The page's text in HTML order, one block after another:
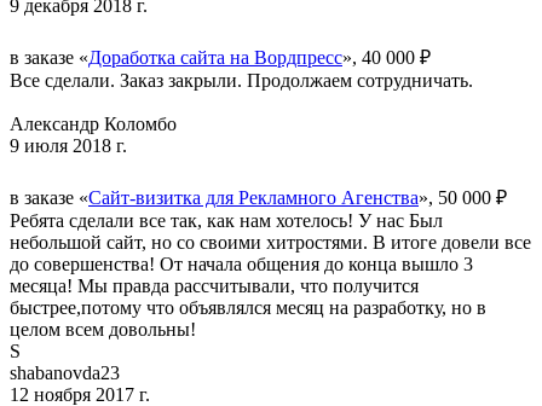
9 декабря 2018 г.
в заказе «Доработка сайта на Вордпресс», 40 000 ₽
Все сделали. Заказ закрыли. Продолжаем сотрудничать.
Александр Коломбо
9 июля 2018 г.
в заказе «Сайт-визитка для Рекламного Агенства», 50 000 ₽
Ребята сделали все так, как нам хотелось! У нас Был
небольшой сайт, но со своими хитростями. В итоге довели все
до совершенства! От начала общения до конца вышло 3
месяца! Мы правда рассчитывали, что получится
быстрее,потому что объявлялся месяц на разработку, но в
целом всем довольны!
S
shabanovda23
12 ноября 2017 г.